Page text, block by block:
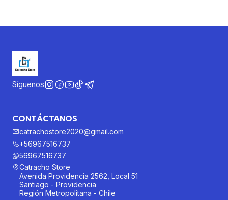
Síguenos
CONTÁCTANOS
catrachostore2020@gmail.com
+56967516737
56967516737
Catracho Store
Avenida Providencia 2562, Local 51
Santiago - Providencia
Región Metropolitana - Chile